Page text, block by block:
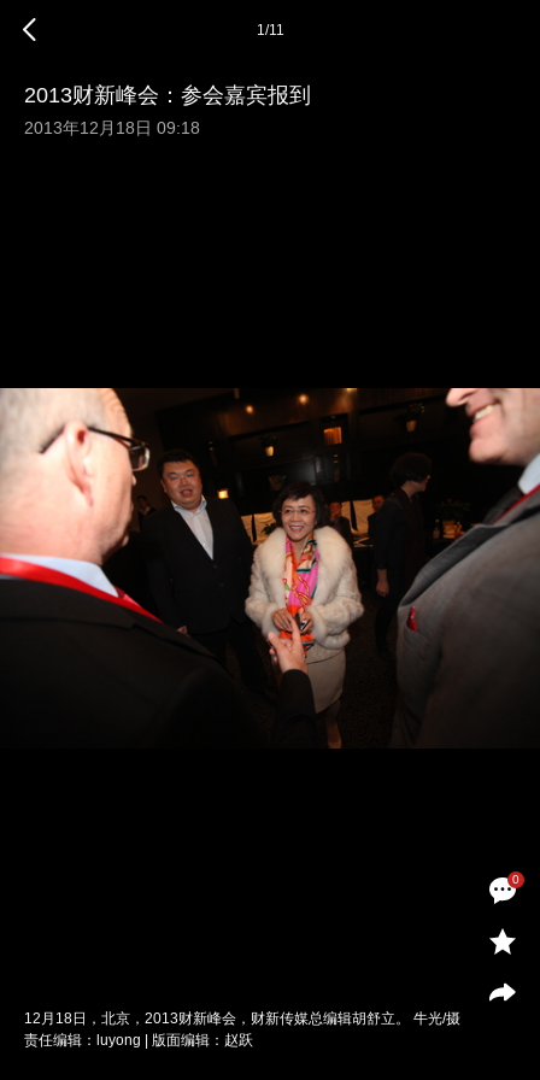
0
1/11
2013财新峰会：参会嘉宾报到
2013年12月18日 09:18
12月18日，北京，2013财新峰会，财新传媒总编辑胡舒立。 牛光/摄
责任编辑：luyong | 版面编辑：赵跃